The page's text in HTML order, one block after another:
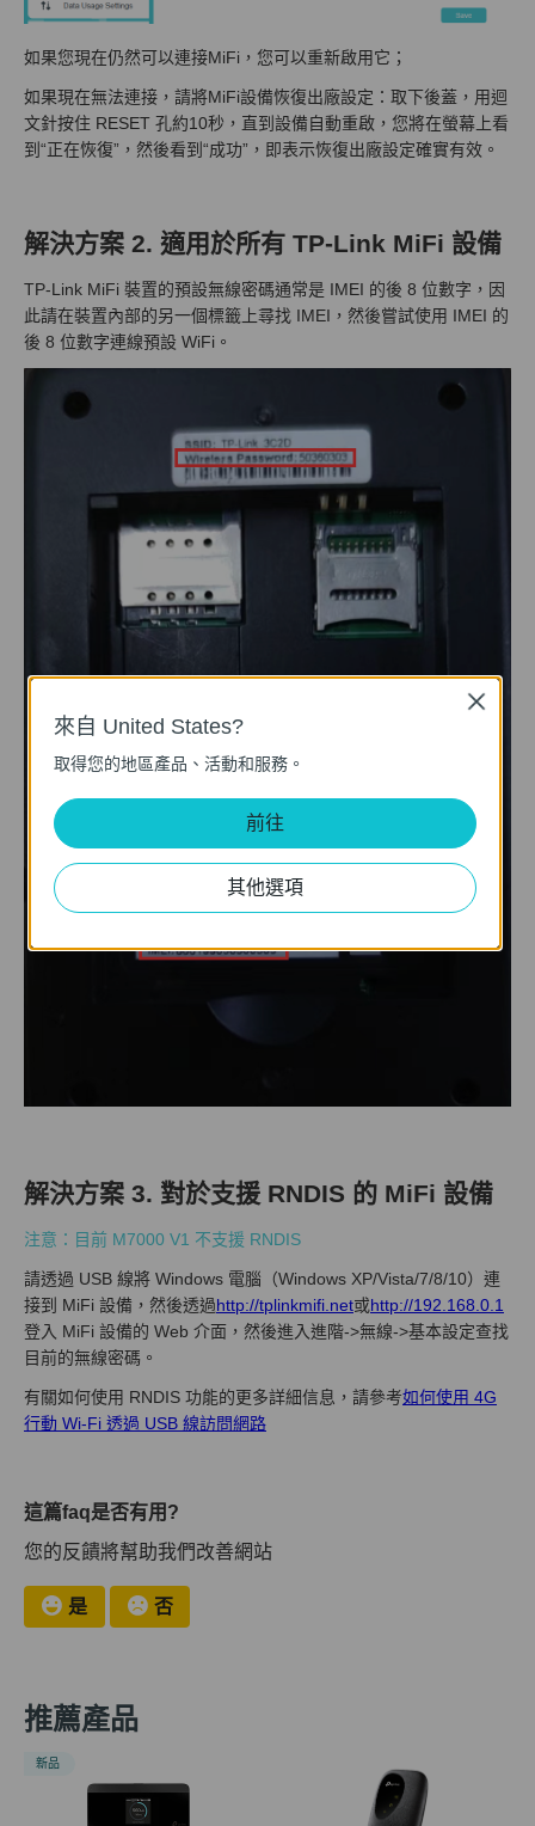
如果您現在仍然可以連接MiFi，您可以重新啟用它；
如果現在無法連接，請將MiFi設備恢復出廠設定：取下後蓋，用迴
文針按住 RESET 孔約10秒，直到設備自動重啟，您將在螢幕上看
到“正在恢復”，然後看到“成功”，即表示恢復出廠設定確實有效。
解決方案 2. 適用於所有 TP-Link MiFi 設備
TP-Link MiFi 裝置的預設無線密碼通常是 IMEI 的後 8 位數字，因
此請在裝置內部的另一個標籤上尋找 IMEI，然後嘗試使用 IMEI 的
後 8 位數字連線預設 WiFi。
解決方案 3. 對於支援 RNDIS 的 MiFi 設備
注意：目前 M7000 V1 不支援 RNDIS
請透過 USB 線將 Windows 電腦（Windows XP/Vista/7/8/10）連
接到 MiFi 設備，然後透過http://tplinkmifi.net或http://192.168.0.1
登入 MiFi 設備的 Web 介面，然後進入進階->無線->基本設定查找
目前的無線密碼。
有關如何使用 RNDIS 功能的更多詳細信息，請參考如何使用 4G
行動 Wi-Fi 透過 USB 線訪問網路
這篇faq是否有用?
您的反饋將幫助我們改善網站
是 否
推薦產品
新品
來自 United States?
取得您的地區產品、活動和服務。
前往
其他選項
Close